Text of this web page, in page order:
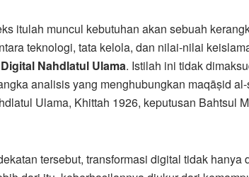
itulah muncul kebutuhan akan sebuah
teknologi, tata kelola, dan nilai-nilai
Nahdlatul Ulama. Istilah ini tidak
analisis yang menghubungkan maqāṣid
Ulama, Khittah 1926, keputusan Bahtsul
tersebut, transformasi digital tidak